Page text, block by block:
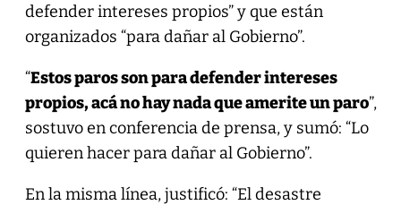
defender intereses propios” y que están
organizados “para dañar al Gobierno”.
“Estos paros son para defender intereses
propios, acá no hay nada que amerite un paro”,
sostuvo en conferencia de prensa, y sumó: “Lo
quieren hacer para dañar al Gobierno”.
En la misma línea, justificó: “El desastre